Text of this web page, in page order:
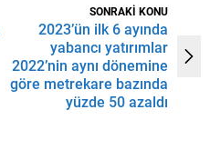
SONRAKİ KONU
2023’ün ilk 6 ayında
yabancı yatırımlar
2022’nin aynı dönemine
göre metrekare bazında
yüzde 50 azaldı